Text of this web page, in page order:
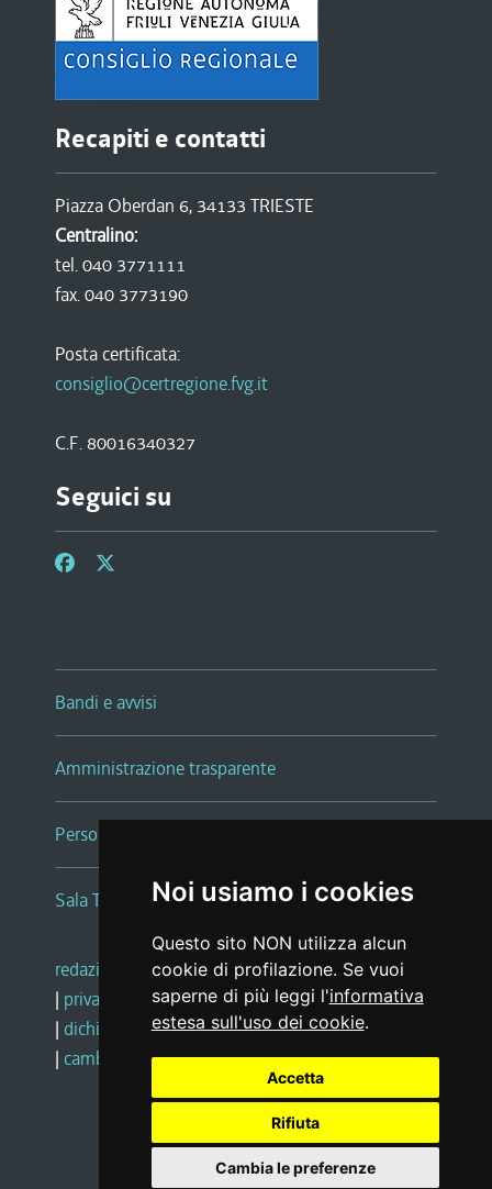
Noi usiamo i cookies
Questo sito NON utilizza alcun
cookie di profilazione. Se vuoi
saperne di più leggi l'informativa
estesa sull'uso dei cookie.
Accetta
Rifiuta
Cambia le preferenze
Recapiti e contatti
Piazza Oberdan 6, 34133 TRIESTE
Centralino:
tel. 040 3771111
fax. 040 3773190
Posta certificata:
consiglio@certregione.fvg.it
C.F. 80016340327
Seguici su
Bandi e avvisi
Amministrazione trasparente
Persone e Uffici
Sala Tiziano Tessitori
redazione web |note legali |glossario
| privacy
social media policy
| dichiarazione di accessibilità |feedback
| cambio preferenze cookie
Realizzato da